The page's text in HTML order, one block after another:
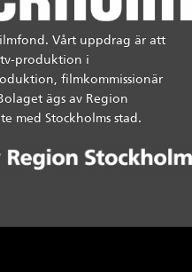
Vårt uppdrag är att
produktion i
filmkommissionär
ägs av Region
med Stockholms stad.